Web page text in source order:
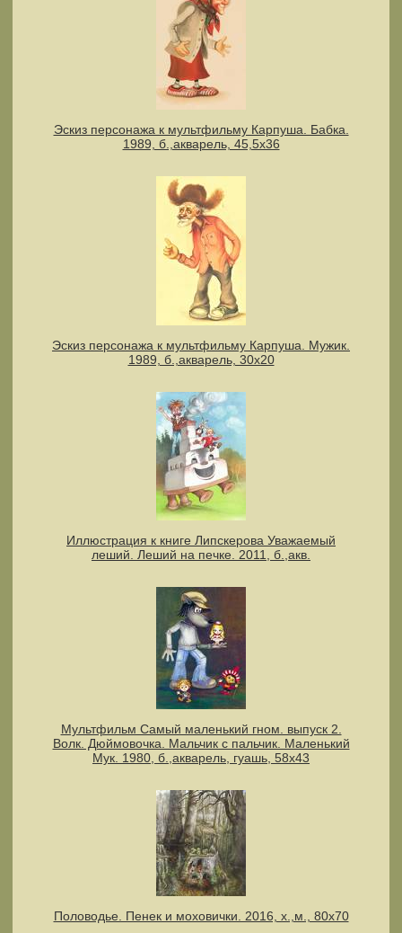
Эскиз персонажа к мультфильму Карпуша. Бабка.
1989, б.,акварель, 45,5х36
Эскиз персонажа к мультфильму Карпуша. Мужик.
1989, б.,акварель, 30х20
Иллюстрация к книге Липскерова Уважаемый
леший. Леший на печке. 2011, б.,акв.
Мультфильм Самый маленький гном. выпуск 2.
Волк. Дюймовочка. Мальчик с пальчик. Маленький
Мук. 1980, б.,акварель, гуашь, 58х43
Половодье. Пенек и моховички. 2016, х.,м., 80х70